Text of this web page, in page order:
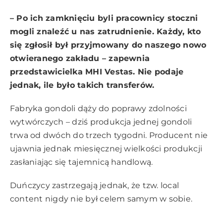
– Po ich zamknięciu byli pracownicy stoczni
mogli znaleźć u nas zatrudnienie. Każdy, kto
się zgłosił był przyjmowany do naszego nowo
otwieranego zakładu – zapewnia
przedstawicielka MHI Vestas. Nie podaje
jednak, ile było takich transferów.
Fabryka gondoli dąży do poprawy zdolności
wytwórczych – dziś produkcja jednej gondoli
trwa od dwóch do trzech tygodni. Producent nie
ujawnia jednak miesięcznej wielkości produkcji
zasłaniając się tajemnicą handlową.
Duńczycy zastrzegają jednak, że tzw. local
content nigdy nie był celem samym w sobie.